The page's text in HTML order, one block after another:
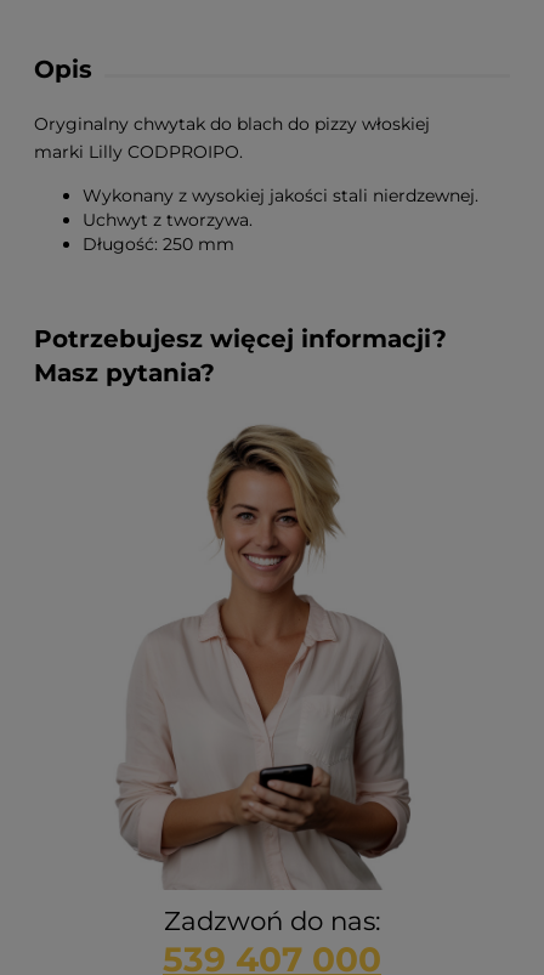
Opis
Oryginalny chwytak do blach do pizzy włoskiej
marki Lilly CODPROIPO.
Wykonany z wysokiej jakości stali nierdzewnej.
Uchwyt z tworzywa.
Długość: 250 mm
Potrzebujesz więcej informacji?
Masz pytania?
Zadzwoń do nas:
539 407 000